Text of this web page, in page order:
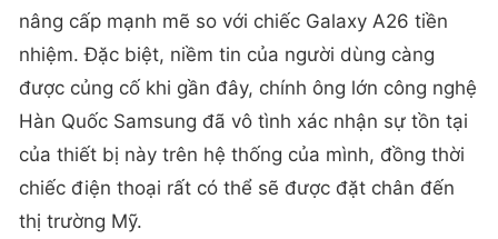
nâng cấp mạnh mẽ so với chiếc Galaxy A26 tiền
nhiệm. Đặc biệt, niềm tin của người dùng càng
được củng cố khi gần đây, chính ông lớn công nghệ
Hàn Quốc Samsung đã vô tình xác nhận sự tồn tại
của thiết bị này trên hệ thống của mình, đồng thời
chiếc điện thoại rất có thể sẽ được đặt chân đến
thị trường Mỹ.